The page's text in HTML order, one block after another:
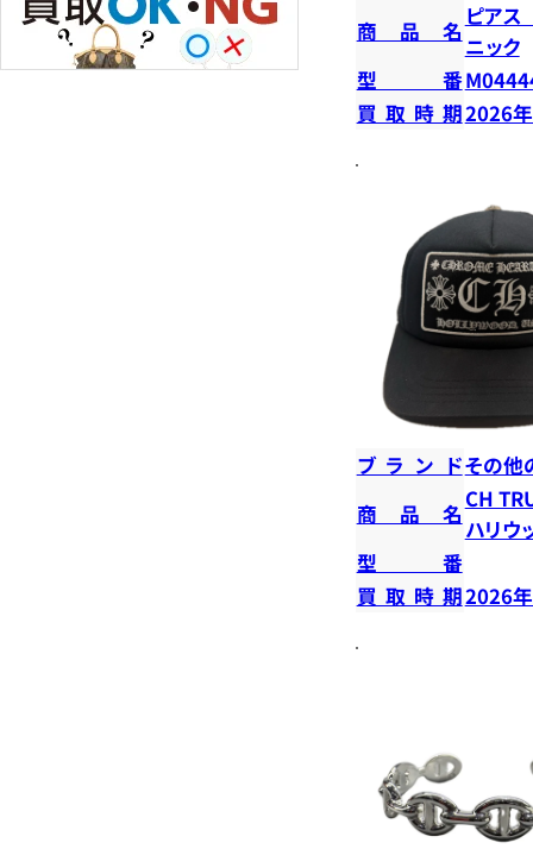
商品名
ピア
ニック
型番
買取時期2026
ブランドその他
商品名
CH
ハリウ
型番
買取時期2026